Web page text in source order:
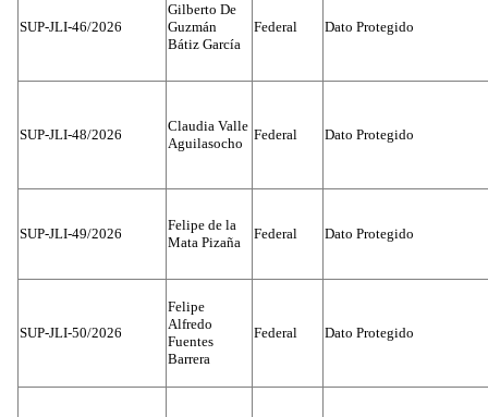
SUP-JLI-46/2026
Gilberto De
Guzmán
Bátiz García
Federal Dato Protegido
SUP-JLI-48/2026
Claudia Valle
Aguilasocho
Federal Dato Protegido
SUP-JLI-49/2026
Felipe de la
Mata Pizaña
Federal Dato Protegido
SUP-JLI-50/2026
Felipe
Alfredo
Fuentes
Barrera
Federal Dato Protegido